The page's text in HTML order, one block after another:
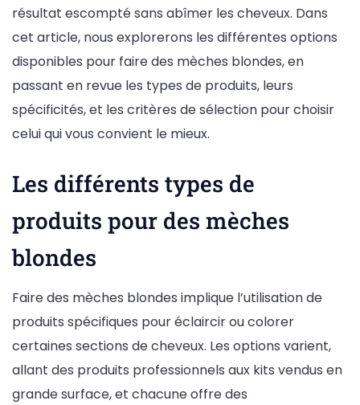
résultat escompté sans abîmer les cheveux. Dans
cet article, nous explorerons les différentes options
disponibles pour faire des mèches blondes, en
passant en revue les types de produits, leurs
spécificités, et les critères de sélection pour choisir
celui qui vous convient le mieux.
Les différents types de
produits pour des mèches
blondes
Faire des mèches blondes implique l’utilisation de
produits spécifiques pour éclaircir ou colorer
certaines sections de cheveux. Les options varient,
allant des produits professionnels aux kits vendus en
grande surface, et chacune offre des